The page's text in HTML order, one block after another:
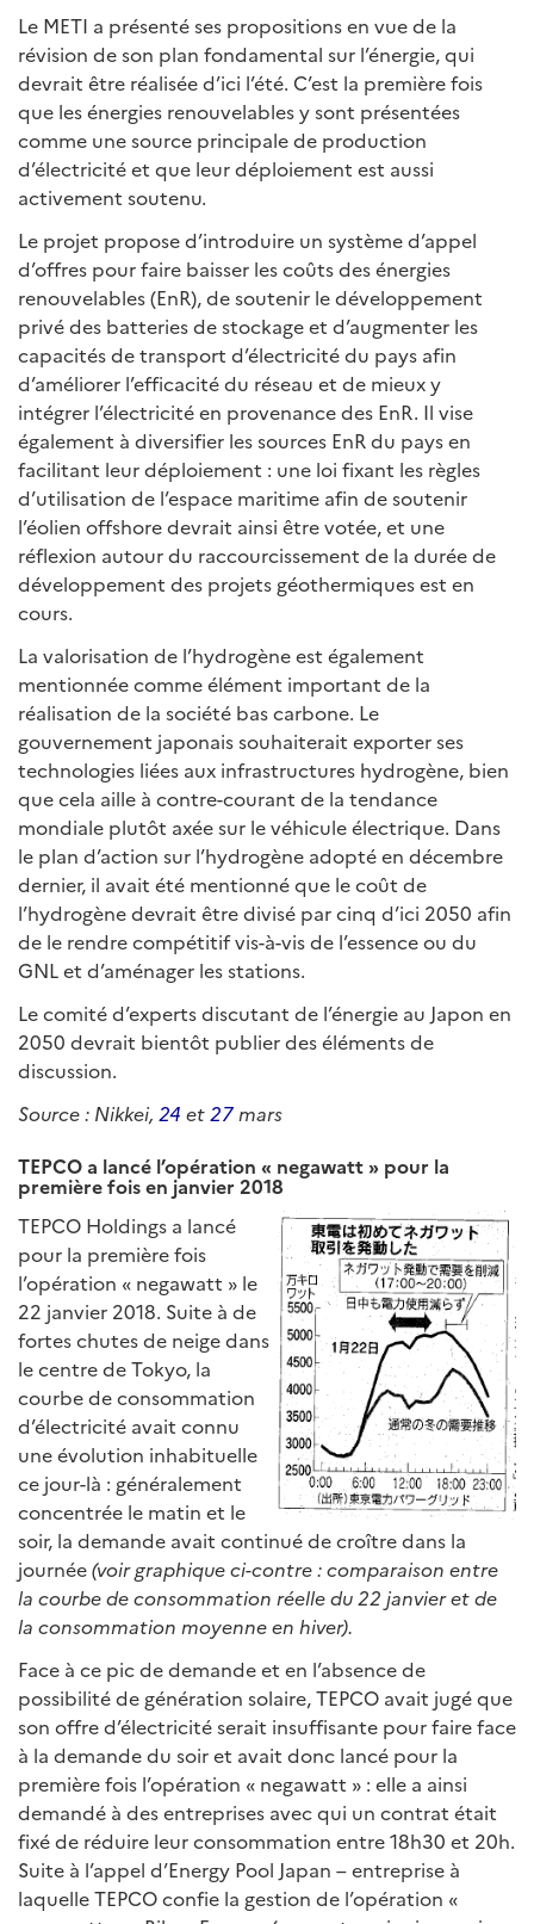
Le METI a présenté ses propositions en vue de la
révision de son plan fondamental sur l’énergie, qui
devrait être réalisée d’ici l’été. C’est la première fois
que les énergies renouvelables y sont présentées
comme une source principale de production
d’électricité et que leur déploiement est aussi
activement soutenu.
Le projet propose d’introduire un système d’appel
d’offres pour faire baisser les coûts des énergies
renouvelables (EnR), de soutenir le développement
privé des batteries de stockage et d’augmenter les
capacités de transport d’électricité du pays afin
d’améliorer l’efficacité du réseau et de mieux y
intégrer l’électricité en provenance des EnR. Il vise
également à diversifier les sources EnR du pays en
facilitant leur déploiement : une loi fixant les règles
d’utilisation de l’espace maritime afin de soutenir
l’éolien offshore devrait ainsi être votée, et une
réflexion autour du raccourcissement de la durée de
développement des projets géothermiques est en
cours.
La valorisation de l’hydrogène est également
mentionnée comme élément important de la
réalisation de la société bas carbone. Le
gouvernement japonais souhaiterait exporter ses
technologies liées aux infrastructures hydrogène, bien
que cela aille à contre-courant de la tendance
mondiale plutôt axée sur le véhicule électrique. Dans
le plan d’action sur l’hydrogène adopté en décembre
dernier, il avait été mentionné que le coût de
l’hydrogène devrait être divisé par cinq d’ici 2050 afin
de le rendre compétitif vis-à-vis de l’essence ou du
GNL et d’aménager les stations.
Le comité d’experts discutant de l’énergie au Japon en
2050 devrait bientôt publier des éléments de
discussion.
Source : Nikkei, 24 et27 mars
TEPCO a lancé l’opération « negawatt » pour la
première fois en janvier 2018
TEPCO Holdings a lancé
pour la première fois
l’opération « negawatt » le
22 janvier 2018. Suite à de
fortes chutes de neige dans
le centre de Tokyo, la
courbe de consommation
d’électricité avait connu
une évolution inhabituelle
ce jour-là : généralement
concentrée le matin et le
soir, la demande avait continué de croître dans la
journée(voir graphique ci-contre : comparaison entre
la courbe de consommation réelle du 22 janvier et de
la consommation moyenne en hiver).
Face à ce pic de demande et en l’absence de
possibilité de génération solaire, TEPCO avait jugé que
son offre d’électricité serait insuffisante pour faire face
à la demande du soir et avait donc lancé pour la
première fois l’opération « negawatt » : elle a ainsi
demandé à des entreprises avec qui un contrat était
fixé de réduire leur consommation entre 18h30 et 20h.
Suite à l’appel d’Energy Pool Japan – entreprise à
laquelle TEPCO confie la gestion de l’opération «